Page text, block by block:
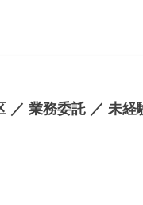
／ 業務委託 ／ 未経